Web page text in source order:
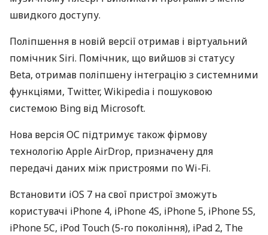
швидкого доступу.
Поліпшення в новій версії отримав і віртуальний
помічник Siri. Помічник, що вийшов зі статусу
Beta, отримав поліпшену інтеграцію з системними
функціями, Twitter, Wikipedia і пошуковою
системою Bing від Microsoft.
Нова версія ОС підтримує також фірмову
технологію Apple AirDrop, призначену для
передачі даних між пристроями по Wi-Fi.
Встановити iOS 7 на свої пристрої зможуть
користувачі iPhone 4, iPhone 4S, iPhone 5, iPhone 5S,
iPhone 5C, iPod Touch (5-го покоління), iPad 2, The